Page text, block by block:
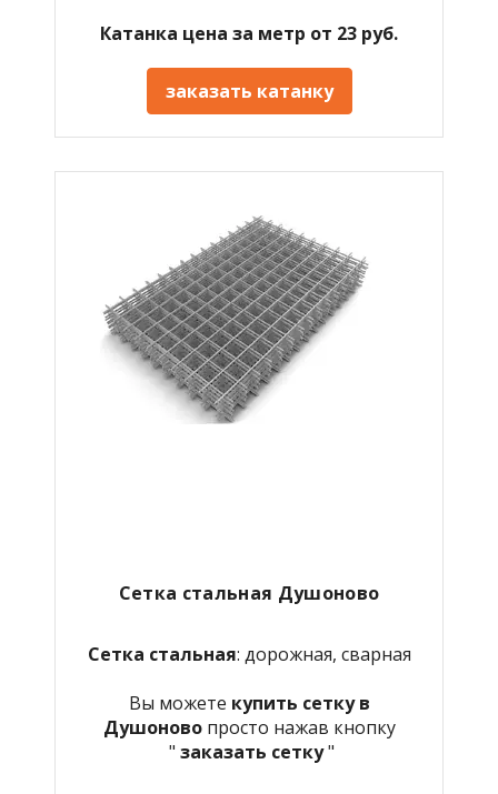
Катанка цена за метр от 23 руб.
заказать катанку
Сетка стальная Душоново
Сетка стальная: дорожная, сварная
Вы можете купить сетку в
Душоново просто нажав кнопку
" заказать сетку"